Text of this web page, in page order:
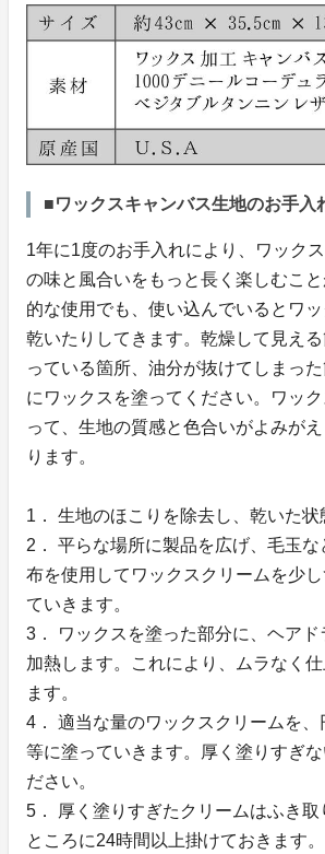
■ワックスキャンバス生地のお手入
1年に1度のお手入れにより、ワック
の味と風合いをもっと長く楽しむこ
的な使用でも、使い込んでいるとワッ
乾いたりしてきます。乾燥して見え
っている箇所、油分が抜けてしまっ
にワックスを塗ってください。ワッ
って、生地の質感と色合いがよみが
ります。
1． 生地のほこりを除去し、乾いた状
2． 平らな場所に製品を広げ、毛玉
布を使用してワックスクリームを少
ていきます。
3． ワックスを塗った部分に、ヘアド
加熱します。これにより、ムラなく
ます。
4． 適当な量のワックスクリームを
等に塗っていきます。厚く塗りすぎな
ださい。
5． 厚く塗りすぎたクリームはふき
ところに24時間以上掛けておきます。